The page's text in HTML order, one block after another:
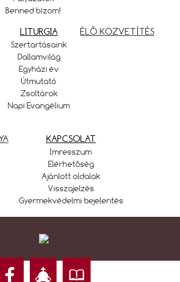
Benned bízom!
LITURGIA
Szertartásaink
Dallamvilág
Egyházi év
Útmutató
Zsoltárok
Napi Evangélium
ÉLŐ KÖZVETÍTÉS
KAPCSOLAT
Imresszum
Elérhetőség
Ajánlott oldalak
Visszajelzés
Gyermekvédelmi bejelentés